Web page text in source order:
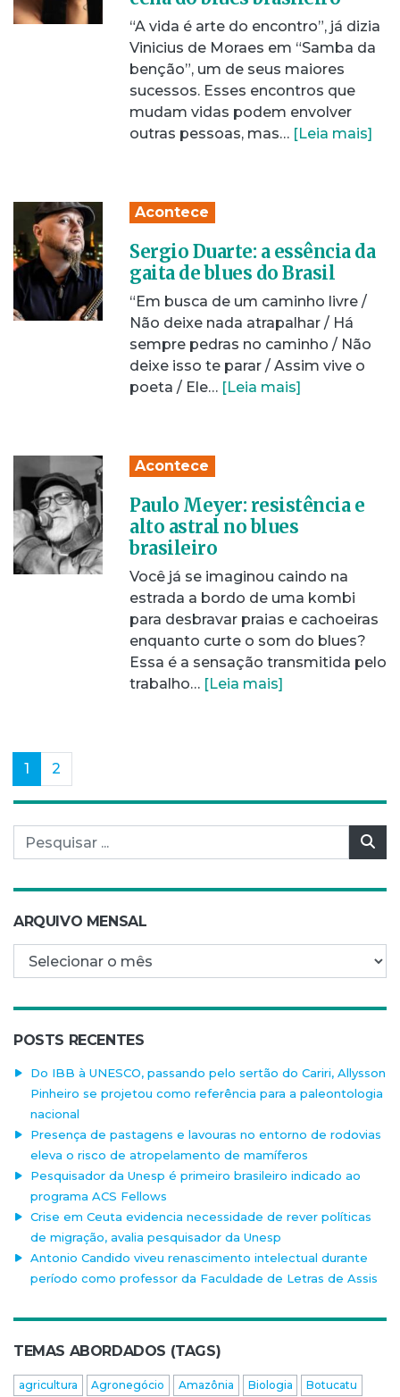
“A vida é arte do encontro”, já dizia
Vinicius de Moraes em “Samba da
benção”, um de seus maiores
sucessos. Esses encontros que
mudam vidas podem envolver
outras pessoas, mas… [Leia mais]
Acontece
Sergio Duarte: a essência da
gaita de blues do Brasil
“Em busca de um caminho livre /
Não deixe nada atrapalhar / Há
sempre pedras no caminho / Não
deixe isso te parar / Assim vive o
poeta / Ele… [Leia mais]
Acontece
Paulo Meyer: resistência e
alto astral no blues
brasileiro
Você já se imaginou caindo na
estrada a bordo de uma kombi
para desbravar praias e cachoeiras
enquanto curte o som do blues?
Essa é a sensação transmitida pelo
trabalho… [Leia mais]
1 (current)
2
Pesquisar por:
ARQUIVO MENSAL
Arquivo mensal
POSTS RECENTES
Do IBB à UNESCO, passando pelo sertão do Cariri, Allysson
Pinheiro se projetou como referência para a paleontologia
nacional
Presença de pastagens e lavouras no entorno de rodovias
eleva o risco de atropelamento de mamíferos
Pesquisador da Unesp é primeiro brasileiro indicado ao
programa ACS Fellows
Crise em Ceuta evidencia necessidade de rever políticas
de migração, avalia pesquisador da Unesp
Antonio Candido viveu renascimento intelectual durante
período como professor da Faculdade de Letras de Assis
TEMAS ABORDADOS (TAGS)
agricultura Agronegócio Amazônia Biologia
Botucatu